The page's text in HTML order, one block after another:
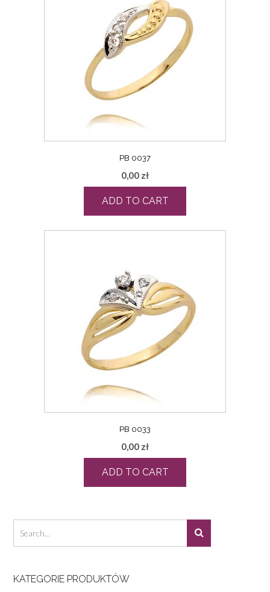
PB 0037
0,00 zł
ADD TO CART
PB 0033
0,00 zł
ADD TO CART
KATEGORIE PRODUKTÓW